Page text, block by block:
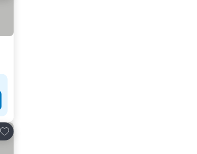
Agregar a favoritos